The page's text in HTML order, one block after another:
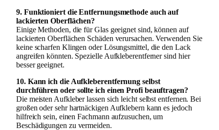
9. Funktioniert die Entfernungsmethode auch auf
lackierten Oberflächen?
Einige Methoden, die für Glas geeignet sind, können auf
lackierten Oberflächen Schäden verursachen. Verwenden Sie
keine scharfen Klingen oder Lösungsmittel, die den Lack
angreifen könnten. Spezielle Aufkleberentferner sind hier
besser geeignet.
10. Kann ich die Aufkleberentfernung selbst
durchführen oder sollte ich einen Profi beauftragen?
Die meisten Aufkleber lassen sich leicht selbst entfernen. Bei
großen oder sehr hartnäckigen Aufklebern kann es jedoch
hilfreich sein, einen Fachmann aufzusuchen, um
Beschädigungen zu vermeiden.